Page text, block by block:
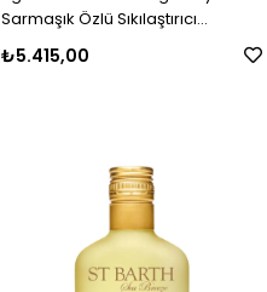
Sarmaşık Özlü Sıkılaştırıcı
₺5.415,00